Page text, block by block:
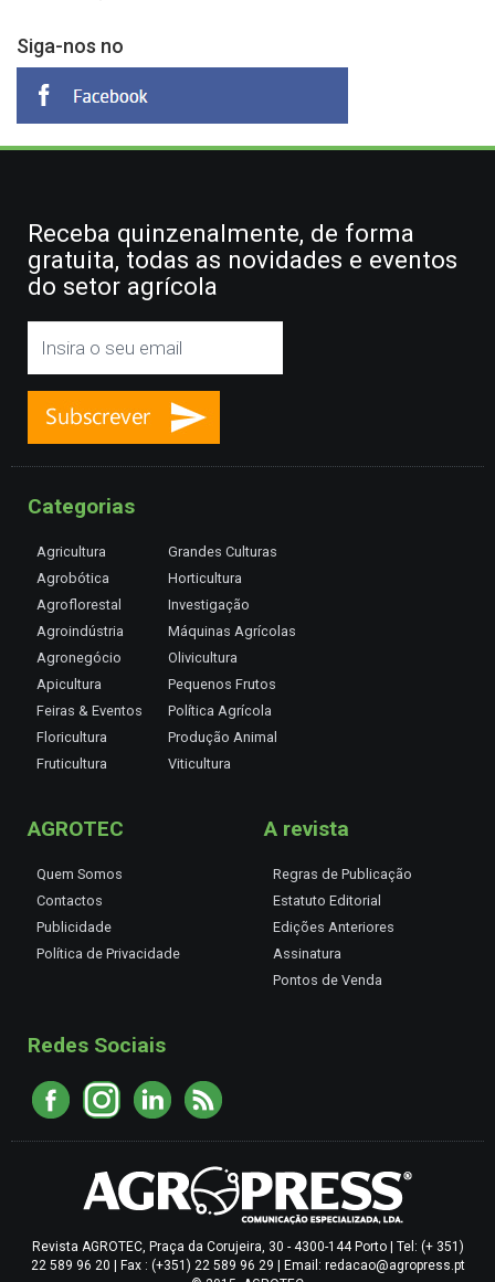
Siga-nos no
Receba quinzenalmente, de forma
gratuita, todas as novidades e eventos
do setor agrícola
Categorias
Agricultura
Agrobótica
Agroflorestal
Agroindústria
Agronegócio
Apicultura
Feiras & Eventos
Floricultura
Fruticultura
Grandes Culturas
Horticultura
Investigação
Máquinas Agrícolas
Olivicultura
Pequenos Frutos
Política Agrícola
Produção Animal
Viticultura
AGROTEC
Quem Somos
Contactos
Publicidade
Política de Privacidade
A revista
Regras de Publicação
Estatuto Editorial
Edições Anteriores
Assinatura
Pontos de Venda
Redes Sociais
Revista AGROTEC, Praça da Corujeira, 30 - 4300-144 Porto | Tel: (+ 351)
22 589 96 20 | Fax : (+351) 22 589 96 29 | Email: redacao@agropress.pt